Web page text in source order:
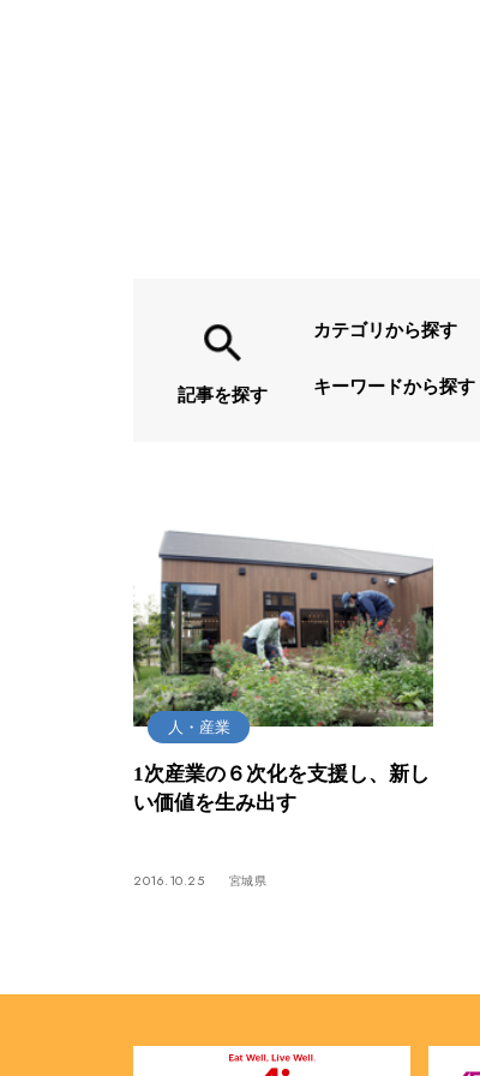
記事を探す
カテゴリから探す
キーワードから探す
人・産業
1次産業の６次化を支援し、新し
い価値を生み出す
2016.10.25 宮城県